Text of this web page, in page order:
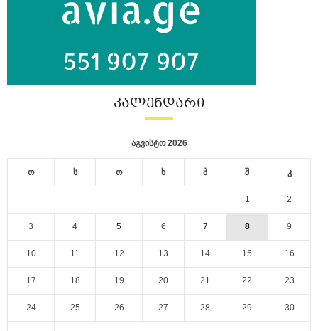
ᲙᲐᲚᲔᲜᲓᲐᲠᲘ
აგვისტო 2026
ო ს ო ხ პ შ კ
1 2
3 4 5 6 7 8 9
10 11 12 13 14 15 16
17 18 19 20 21 22 23
24 25 26 27 28 29 30